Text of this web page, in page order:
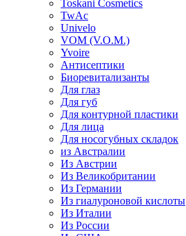
Toskani Cosmetics
TwAc
Univelo
VOM (V.O.M.)
Yvoire
Антисептики
Биоревитализанты
Для глаз
Для губ
Для контурной пластики
Для лица
Для носогубных складок
из Австралии
Из Австрии
Из Великобритании
Из Германии
Из гиалуроновой кислоты
Из Италии
Из России